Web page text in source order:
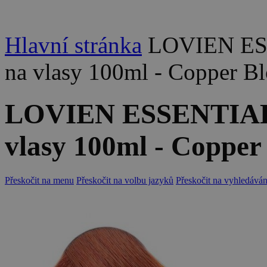
Hlavní stránka LOVIEN
na vlasy 100ml - Copper
LOVIEN
vlasy 100ml -
Přeskočit na menu Přeskočit na volbu jazyků Přeskočit na